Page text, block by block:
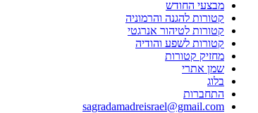
מבצעי החודש
קטורות להגנה והרמוניה
קטורות לטיהור אנרגטי
קטורות לשפע והודיה
מחזיק קטורות
שמן אתרי
בלוג
התחברות
sagradamadreisrael@gmail.com